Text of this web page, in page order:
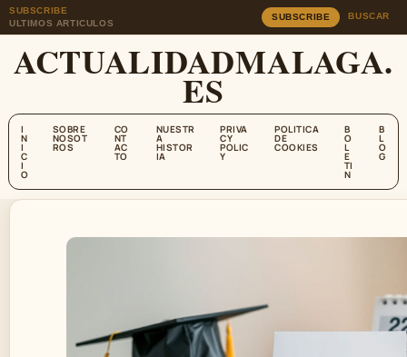
SUBSCRIBE
ULTIMOS ARTICULOS
SUBSCRIBE BUSCAR
ACTUALIDADMALAGA.
ES
I
N
I
C
I
O
SOBRE
NOSOT
ROS
CO
NT
AC
TO
NUESTR
A
HISTOR
IA
PRIVA
CY
POLIC
Y
POLITICA
DE
COOKIES
B
O
L
E
TI
N
B
L
O
G